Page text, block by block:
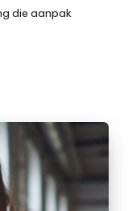
die aanpak